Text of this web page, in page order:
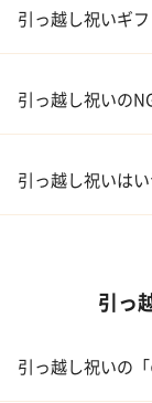
03 スイーツ
05 ギフトカタログ
引っ越し祝いギ
02 友人、同僚
引っ越し祝いの
引っ越し祝いは
引っ
引っ越し祝いの